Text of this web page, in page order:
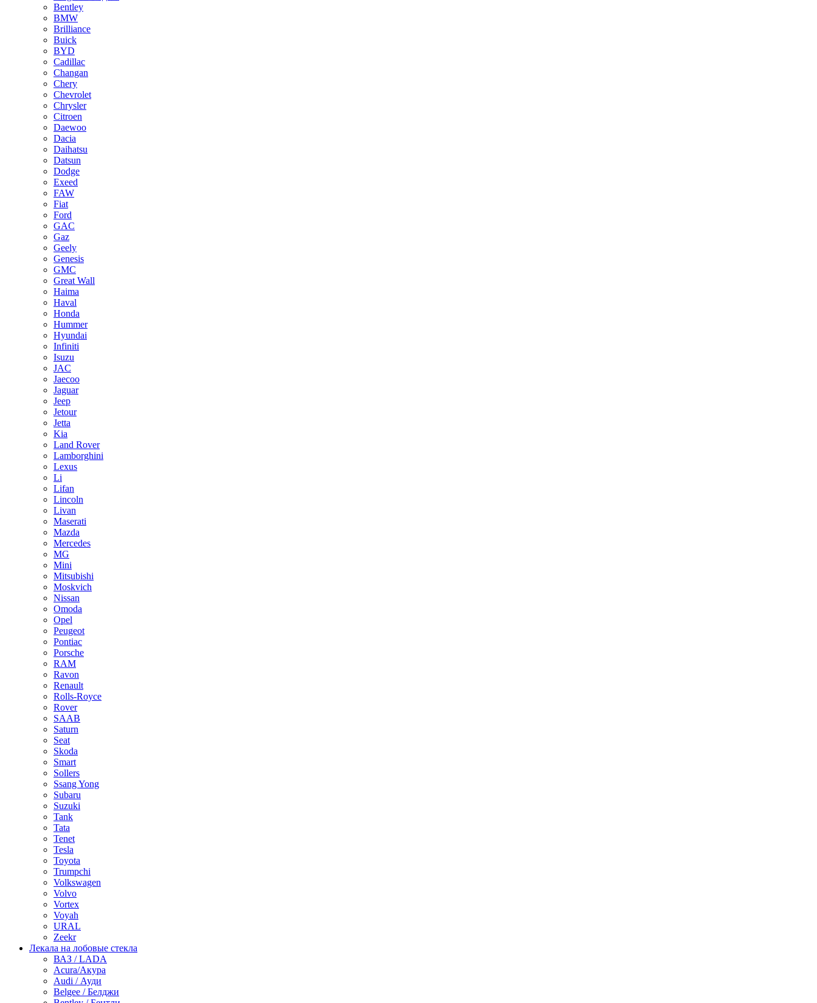
Bentley
BMW
Brilliance
Buick
BYD
Cadillac
Changan
Chery
Chevrolet
Chrysler
Citroen
Daewoo
Dacia
Daihatsu
Datsun
Dodge
Exeed
FAW
Fiat
Ford
GAC
Gaz
Geely
Genesis
GMC
Great Wall
Haima
Haval
Honda
Hummer
Hyundai
Infiniti
Isuzu
JAC
Jaecoo
Jaguar
Jeep
Jetour
Jetta
Kia
Land Rover
Lamborghini
Lexus
Li
Lifan
Lincoln
Livan
Maserati
Mazda
Mercedes
MG
Mini
Mitsubishi
Moskvich
Nissan
Omoda
Opel
Peugeot
Pontiac
Porsche
RAM
Ravon
Renault
Rolls-Royce
Rover
SAAB
Saturn
Seat
Skoda
Smart
Sollers
Ssang Yong
Subaru
Suzuki
Tank
Tata
Tenet
Tesla
Toyota
Trumpchi
Volkswagen
Volvo
Vortex
Voyah
URAL
Zeekr
Лекала на лобовые стекла
ВАЗ / LADA
Acura/Акура
Audi / Ауди
Belgee / Белджи